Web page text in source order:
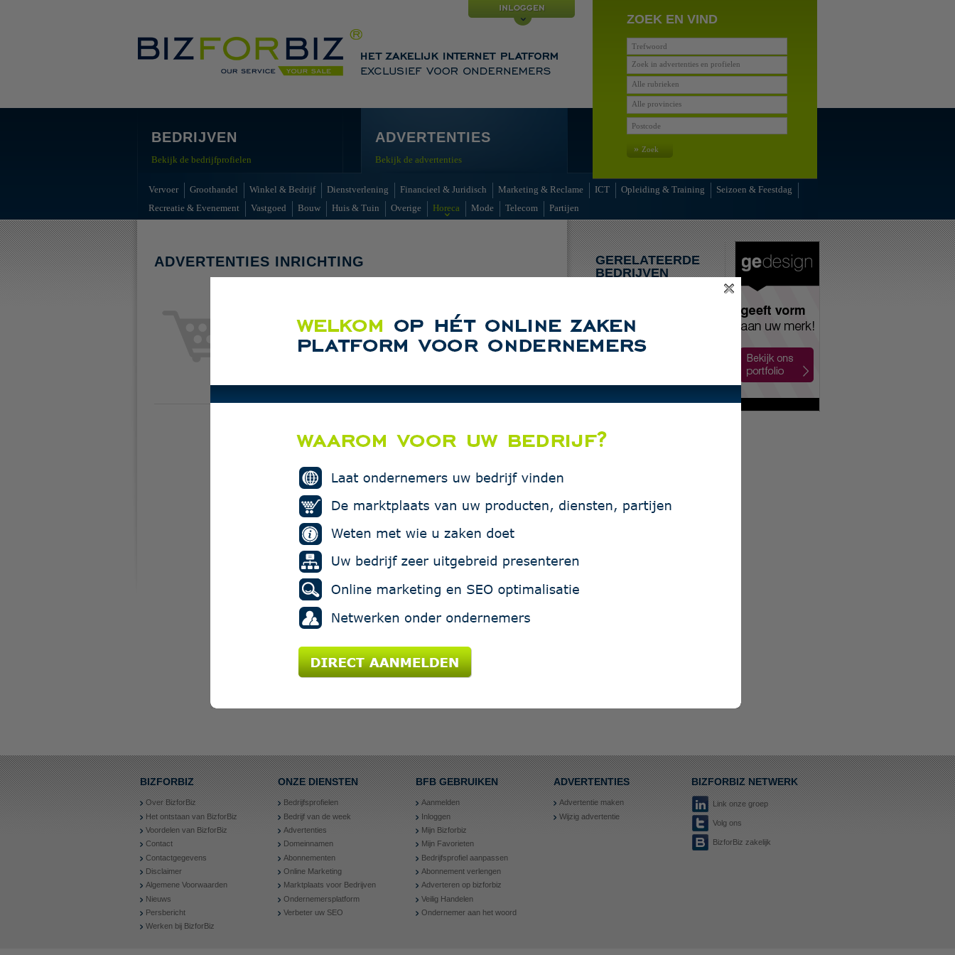
ZOEK EN VIND
Zoek in advertenties en profielen
Alle rubrieken
Alle provincies
» Zoek
BEDRIJVEN
Bekijk de bedrijfprofielen
ADVERTENTIES
Bekijk de advertenties
Vervoer Groothandel Winkel & Bedrijf Dienstverlening Financieel & Juridisch Marketing & Reclame ICT Opleiding & Training
Seizoen & Feestdag
Recreatie & Evenement
Vastgoed Bouw Huis & Tuin Overige Horeca Mode Telecom Partijen
ADVERTENTIES INRICHTING
Geen advertenties
Plaats de eerste advertentie in deze rubriek.
GERELATEERDE
BEDRIJVEN
Haan Textieldiensten
BIZFORBIZ
Over BizforBiz
Het ontstaan van BizforBiz
Voordelen van BizforBiz
Contact
Contactgegevens
Disclaimer
Algemene Voorwaarden
Nieuws
Persbericht
Werken bij BizforBiz
ONZE DIENSTEN
Bedrijfsprofielen
Bedrijf van de week
Advertenties
Domeinnamen
Abonnementen
Online Marketing
Marktplaats voor Bedrijven
Ondernemersplatform
Verbeter uw SEO
BFB GEBRUIKEN
Aanmelden
Inloggen
Mijn Bizforbiz
Mijn Favorieten
Bedrijfsprofiel aanpassen
Abonnement verlengen
Adverteren op bizforbiz
Veilig Handelen
Ondernemer aan het woord
ADVERTENTIES
Advertentie maken
Wijzig advertentie
BIZFORBIZ NETWERK
Link onze groep
Volg ons
BizforBiz zakelijk